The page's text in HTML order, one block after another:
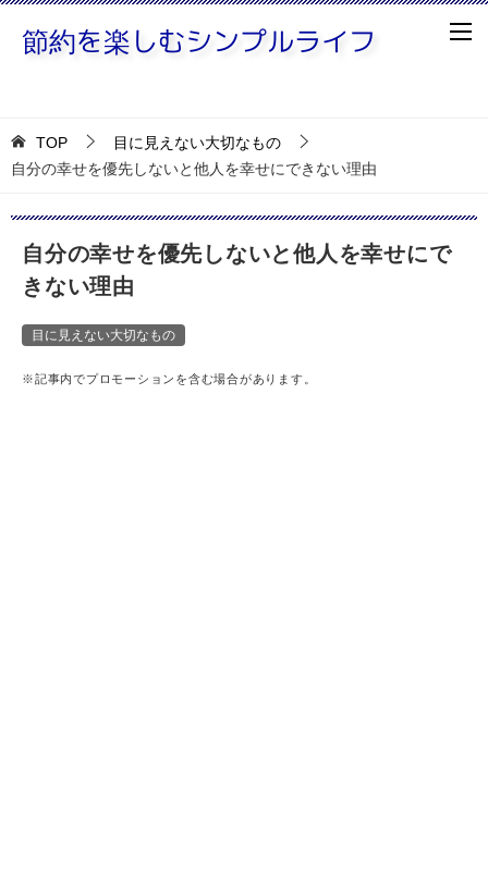
TOP
目に見えない大切なもの
自分の幸せを優先しないと他人を幸せにできない理由
自分の幸せを優先しないと他人を幸せにで
きない理由
目に見えない大切なもの
※記事内でプロモーションを含む場合があります。